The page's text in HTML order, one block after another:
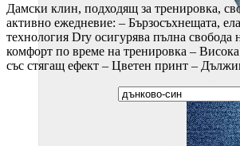
Дамски клин, подходящ за тренировка,
активно ежедневие: – Бързосъхнещата,
технология Dry осигурява пълна свобода
комфорт по време на тренировка – Висока
със стягащ ефект – Цветен принт –